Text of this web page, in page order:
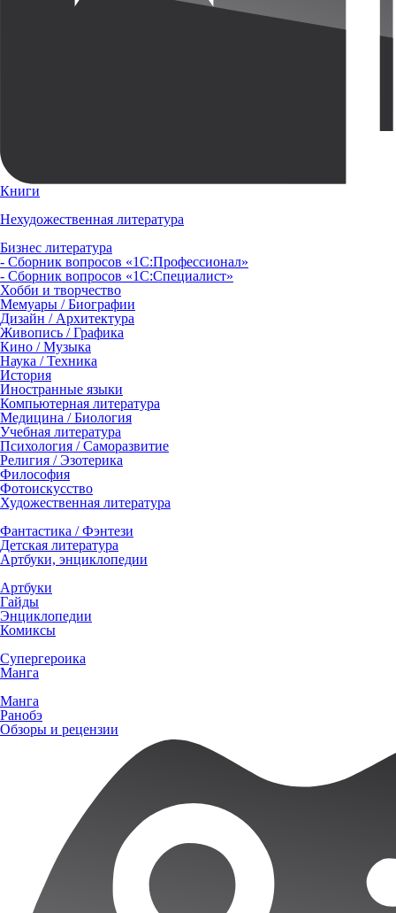
Книги
Нехудожественная литература
Бизнес литература
- Сборник вопросов «1С:Профессионал»
- Сборник вопросов «1С:Специалист»
Хобби и творчество
Мемуары / Биографии
Дизайн / Архитектура
Живопись / Графика
Кино / Музыка
Наука / Техника
История
Иностранные языки
Компьютерная литература
Медицина / Биология
Учебная литература
Психология / Саморазвитие
Религия / Эзотерика
Философия
Фотоискусство
Художественная литература
Фантастика / Фэнтези
Детская литература
Артбуки, энциклопедии
Артбуки
Гайды
Энциклопедии
Комиксы
Супергероика
Манга
Манга
Ранобэ
Обзоры и рецензии